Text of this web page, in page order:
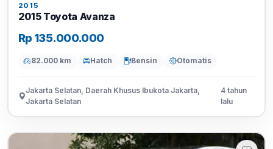
2015
2015 Toyota Avanza
Rp 135.000.000
82.000 km Hatch Bensin Otomatis
Jakarta Selatan, Daerah Khusus Ibukota Jakarta,
Jakarta Selatan
4 tahun
lalu